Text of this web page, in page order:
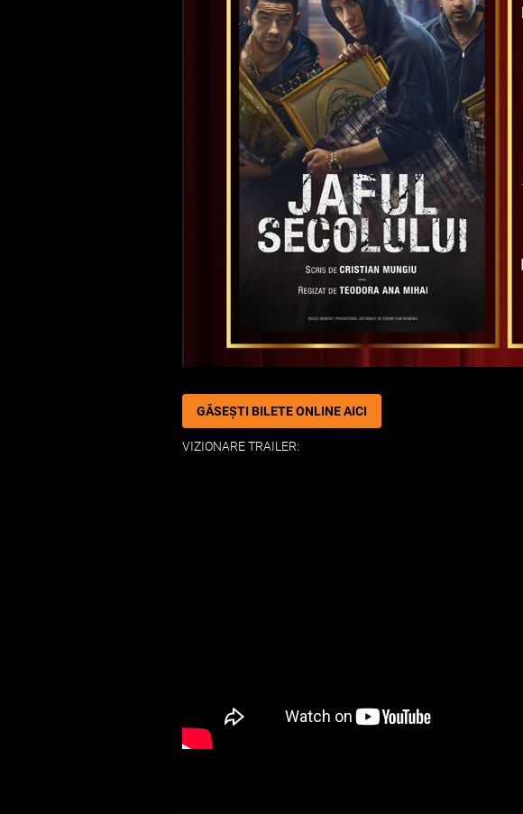
GĂSEȘTI BILETE ONLINE AICI
VIZIONARE TRAILER: